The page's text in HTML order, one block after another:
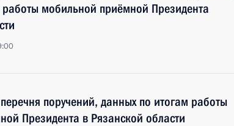
мобильной приёмной Президента
поручений, данных по итогам работы
Президента в Рязанской области